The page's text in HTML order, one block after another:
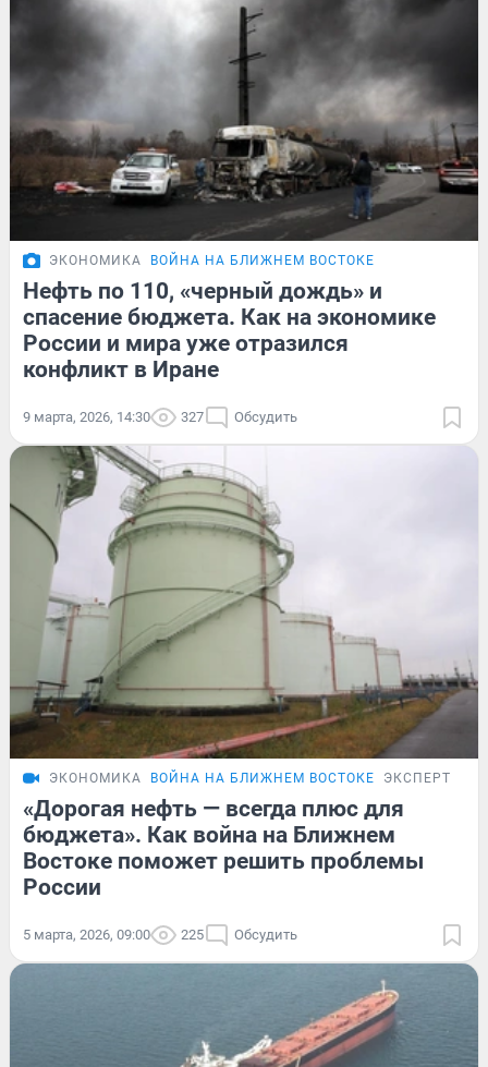
ЭКОНОМИКА ВОЙНА НА БЛИЖНЕМ ВОСТОКЕ
Нефть по 110, «черный дождь» и
спасение бюджета. Как на экономике
России и мира уже отразился
конфликт в Иране
9 марта, 2026, 14:30 327 Обсудить
ЭКОНОМИКА ВОЙНА НА БЛИЖНЕМ ВОСТОКЕ ЭКСПЕРТ
«Дорогая нефть — всегда плюс для
бюджета». Как война на Ближнем
Востоке поможет решить проблемы
России
5 марта, 2026, 09:00 225 Обсудить